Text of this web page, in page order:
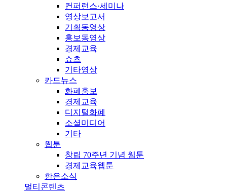
컨퍼런스·세미나
영상보고서
기획동영상
홍보동영상
경제교육
쇼츠
기타영상
카드뉴스
화폐홍보
경제교육
디지털화폐
소셜미디어
기타
웹툰
창립 70주년 기념 웹툰
경제교육웹툰
한은소식
멀티콘텐츠